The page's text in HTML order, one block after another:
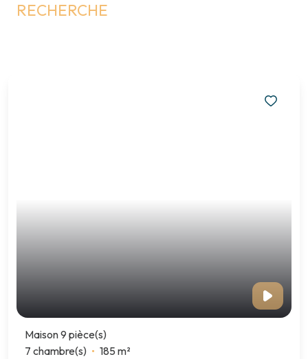
RECHERCHE
Maison 9 pièce(s)
7 chambre(s)
185 m²